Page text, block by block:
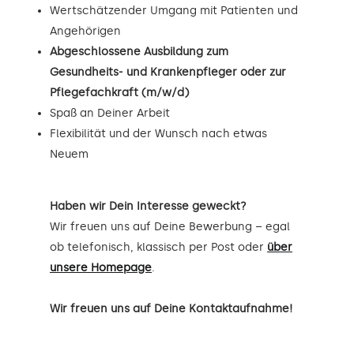
Wertschätzender Umgang mit Patienten und
Angehörigen
Abgeschlossene Ausbildung zum
Gesundheits- und Krankenpfleger oder zur
Pflegefachkraft (m/w/d)
Spaß an Deiner Arbeit
Flexibilität und der Wunsch nach etwas
Neuem
Haben wir Dein Interesse geweckt?
Wir freuen uns auf Deine Bewerbung – egal
ob telefonisch, klassisch per Post oder über
unsere Homepage.
Wir freuen uns auf Deine Kontaktaufnahme!